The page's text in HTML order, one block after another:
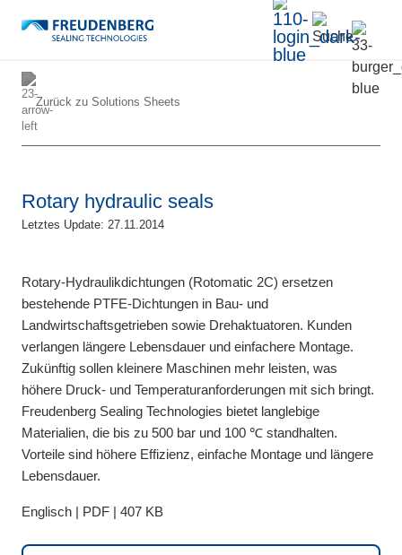
Zurück zu Solutions Sheets
Rotary hydraulic seals
Letztes Update: 27.11.2014
Rotary-Hydraulikdichtungen (Rotomatic 2C) ersetzen
bestehende PTFE-Dichtungen in Bau- und
Landwirtschaftsgetrieben sowie Drehaktuatoren. Kunden
verlangen längere Lebensdauer und einfachere Montage.
Zukünftig sollen kleinere Maschinen mehr leisten, was
höhere Druck- und Temperaturanforderungen mit sich bringt.
Freudenberg Sealing Technologies bietet langlebige
Materialien, die bis zu 500 bar und 100 ℃ standhalten.
Vorteile sind höhere Effizienz, einfache Montage und längere
Lebensdauer.
Englisch | PDF | 407 KB